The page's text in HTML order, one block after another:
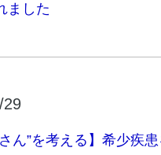
ました
29
さん”を考える】希少疾